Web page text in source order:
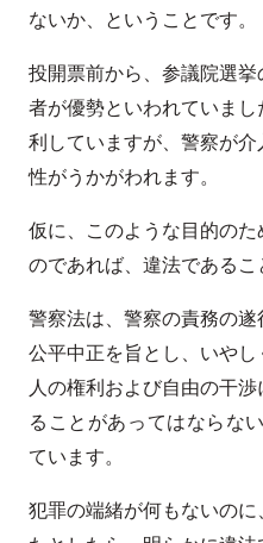
ないか、ということです。
投開票前から、参議院選
者が優勢といわれていま
利していますが、警察が
性がうかがわれます。
仮に、このような目的の
のであれば、違法であるこ
警察法は、警察の責務の
公平中正を旨とし、いや
人の権利および自由の干
ることがあってはならな
ています。
犯罪の端緒が何もないの